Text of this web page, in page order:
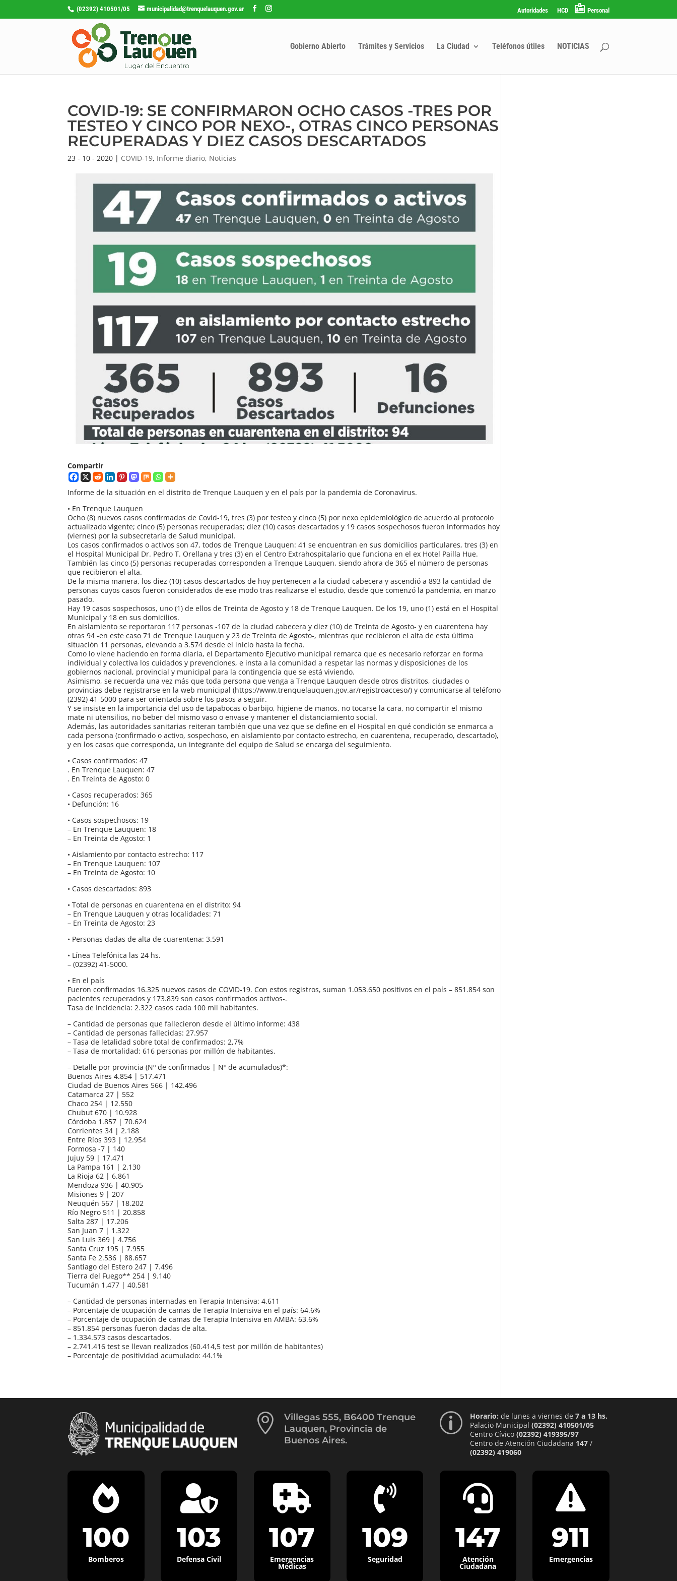
(02392) 410501/05 municipalidad@trenquelauquen.gov.ar Autoridades HCD Personal
Gobierno Abierto Trámites y Servicios La Ciudad Teléfonos útiles NOTICIAS
COVID-19: SE CONFIRMARON OCHO CASOS -TRES POR
TESTEO Y CINCO POR NEXO-, OTRAS CINCO PERSONAS
RECUPERADAS Y DIEZ CASOS DESCARTADOS
23 - 10 - 2020 | COVID-19, Informe diario, Noticias
Compartir
Informe de la situación en el distrito de Trenque Lauquen y en el país por la pandemia de Coronavirus.
• En Trenque Lauquen
Ocho (8) nuevos casos confirmados de Covid-19, tres (3) por testeo y cinco (5) por nexo epidemiológico de acuerdo al protocolo
actualizado vigente; cinco (5) personas recuperadas; diez (10) casos descartados y 19 casos sospechosos fueron informados hoy
(viernes) por la subsecretaría de Salud municipal.
Los casos confirmados o activos son 47, todos de Trenque Lauquen: 41 se encuentran en sus domicilios particulares, tres (3) en
el Hospital Municipal Dr. Pedro T. Orellana y tres (3) en el Centro Extrahospitalario que funciona en el ex Hotel Pailla Hue.
También las cinco (5) personas recuperadas corresponden a Trenque Lauquen, siendo ahora de 365 el número de personas
que recibieron el alta.
De la misma manera, los diez (10) casos descartados de hoy pertenecen a la ciudad cabecera y ascendió a 893 la cantidad de
personas cuyos casos fueron considerados de ese modo tras realizarse el estudio, desde que comenzó la pandemia, en marzo
pasado.
Hay 19 casos sospechosos, uno (1) de ellos de Treinta de Agosto y 18 de Trenque Lauquen. De los 19, uno (1) está en el Hospital
Municipal y 18 en sus domicilios.
En aislamiento se reportaron 117 personas -107 de la ciudad cabecera y diez (10) de Treinta de Agosto- y en cuarentena hay
otras 94 -en este caso 71 de Trenque Lauquen y 23 de Treinta de Agosto-, mientras que recibieron el alta de esta última
situación 11 personas, elevando a 3.574 desde el inicio hasta la fecha.
Como lo viene haciendo en forma diaria, el Departamento Ejecutivo municipal remarca que es necesario reforzar en forma
individual y colectiva los cuidados y prevenciones, e insta a la comunidad a respetar las normas y disposiciones de los
gobiernos nacional, provincial y municipal para la contingencia que se está viviendo.
Asimismo, se recuerda una vez más que toda persona que venga a Trenque Lauquen desde otros distritos, ciudades o
provincias debe registrarse en la web municipal (https://www.trenquelauquen.gov.ar/registroacceso/) y comunicarse al teléfono
(2392) 41-5000 para ser orientada sobre los pasos a seguir.
Y se insiste en la importancia del uso de tapabocas o barbijo, higiene de manos, no tocarse la cara, no compartir el mismo
mate ni utensilios, no beber del mismo vaso o envase y mantener el distanciamiento social.
Además, las autoridades sanitarias reiteran también que una vez que se define en el Hospital en qué condición se enmarca a
cada persona (confirmado o activo, sospechoso, en aislamiento por contacto estrecho, en cuarentena, recuperado, descartado),
y en los casos que corresponda, un integrante del equipo de Salud se encarga del seguimiento.
• Casos confirmados: 47
. En Trenque Lauquen: 47
. En Treinta de Agosto: 0
• Casos recuperados: 365
• Defunción: 16
• Casos sospechosos: 19
– En Trenque Lauquen: 18
– En Treinta de Agosto: 1
• Aislamiento por contacto estrecho: 117
– En Trenque Lauquen: 107
– En Treinta de Agosto: 10
• Casos descartados: 893
• Total de personas en cuarentena en el distrito: 94
– En Trenque Lauquen y otras localidades: 71
– En Treinta de Agosto: 23
• Personas dadas de alta de cuarentena: 3.591
• Línea Telefónica las 24 hs.
– (02392) 41-5000.
• En el país
Fueron confirmados 16.325 nuevos casos de COVID-19. Con estos registros, suman 1.053.650 positivos en el país – 851.854 son
pacientes recuperados y 173.839 son casos confirmados activos-.
Tasa de Incidencia: 2.322 casos cada 100 mil habitantes.
– Cantidad de personas que fallecieron desde el último informe: 438
– Cantidad de personas fallecidas: 27.957
– Tasa de letalidad sobre total de confirmados: 2,7%
– Tasa de mortalidad: 616 personas por millón de habitantes.
– Detalle por provincia (Nº de confirmados | Nº de acumulados)*:
Buenos Aires 4.854 | 517.471
Ciudad de Buenos Aires 566 | 142.496
Catamarca 27 | 552
Chaco 254 | 12.550
Chubut 670 | 10.928
Córdoba 1.857 | 70.624
Corrientes 34 | 2.188
Entre Ríos 393 | 12.954
Formosa -7 | 140
Jujuy 59 | 17.471
La Pampa 161 | 2.130
La Rioja 62 | 6.861
Mendoza 936 | 40.905
Misiones 9 | 207
Neuquén 567 | 18.202
Río Negro 511 | 20.858
Salta 287 | 17.206
San Juan 7 | 1.322
San Luis 369 | 4.756
Santa Cruz 195 | 7.955
Santa Fe 2.536 | 88.657
Santiago del Estero 247 | 7.496
Tierra del Fuego** 254 | 9.140
Tucumán 1.477 | 40.581
– Cantidad de personas internadas en Terapia Intensiva: 4.611
– Porcentaje de ocupación de camas de Terapia Intensiva en el país: 64.6%
– Porcentaje de ocupación de camas de Terapia Intensiva en AMBA: 63.6%
– 851.854 personas fueron dadas de alta.
– 1.334.573 casos descartados.
– 2.741.416 test se llevan realizados (60.414,5 test por millón de habitantes)
– Porcentaje de positividad acumulado: 44.1%

Villegas 555, B6400 Trenque
Lauquen, Provincia de
Buenos Aires.
p Horario: de lunes a viernes de 7 a 13 hs.
Palacio Municipal (02392) 410501/05
Centro Cívico (02392) 419395/97
Centro de Atención Ciudadana 147/
(02392) 419060

100
Bomberos

103
Defensa Civil

107
Emergencias
Médicas

109
Seguridad

147
Atención
Ciudadana

911
Emergencias